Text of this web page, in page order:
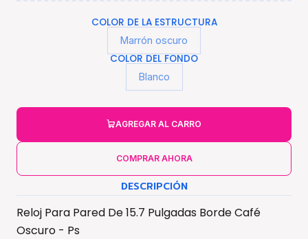
COLOR DE LA ESTRUCTURA
Marrón oscuro
COLOR DEL FONDO
Blanco
AGREGAR AL CARRO
COMPRAR AHORA
DESCRIPCIÓN
Reloj Para Pared De 15.7 Pulgadas Borde Café
Oscuro - Ps